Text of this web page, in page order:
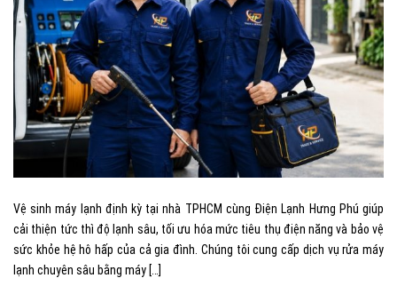
Vệ sinh máy lạnh định kỳ tại nhà TPHCM cùng Điện Lạnh Hưng Phú giúp
cải thiện tức thì độ lạnh sâu, tối ưu hóa mức tiêu thụ điện năng và bảo vệ
sức khỏe hệ hô hấp của cả gia đình. Chúng tôi cung cấp dịch vụ rửa máy
lạnh chuyên sâu bằng máy […]